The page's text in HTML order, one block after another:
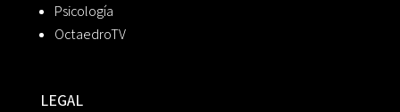
Psicología
OctaedroTV
LEGAL